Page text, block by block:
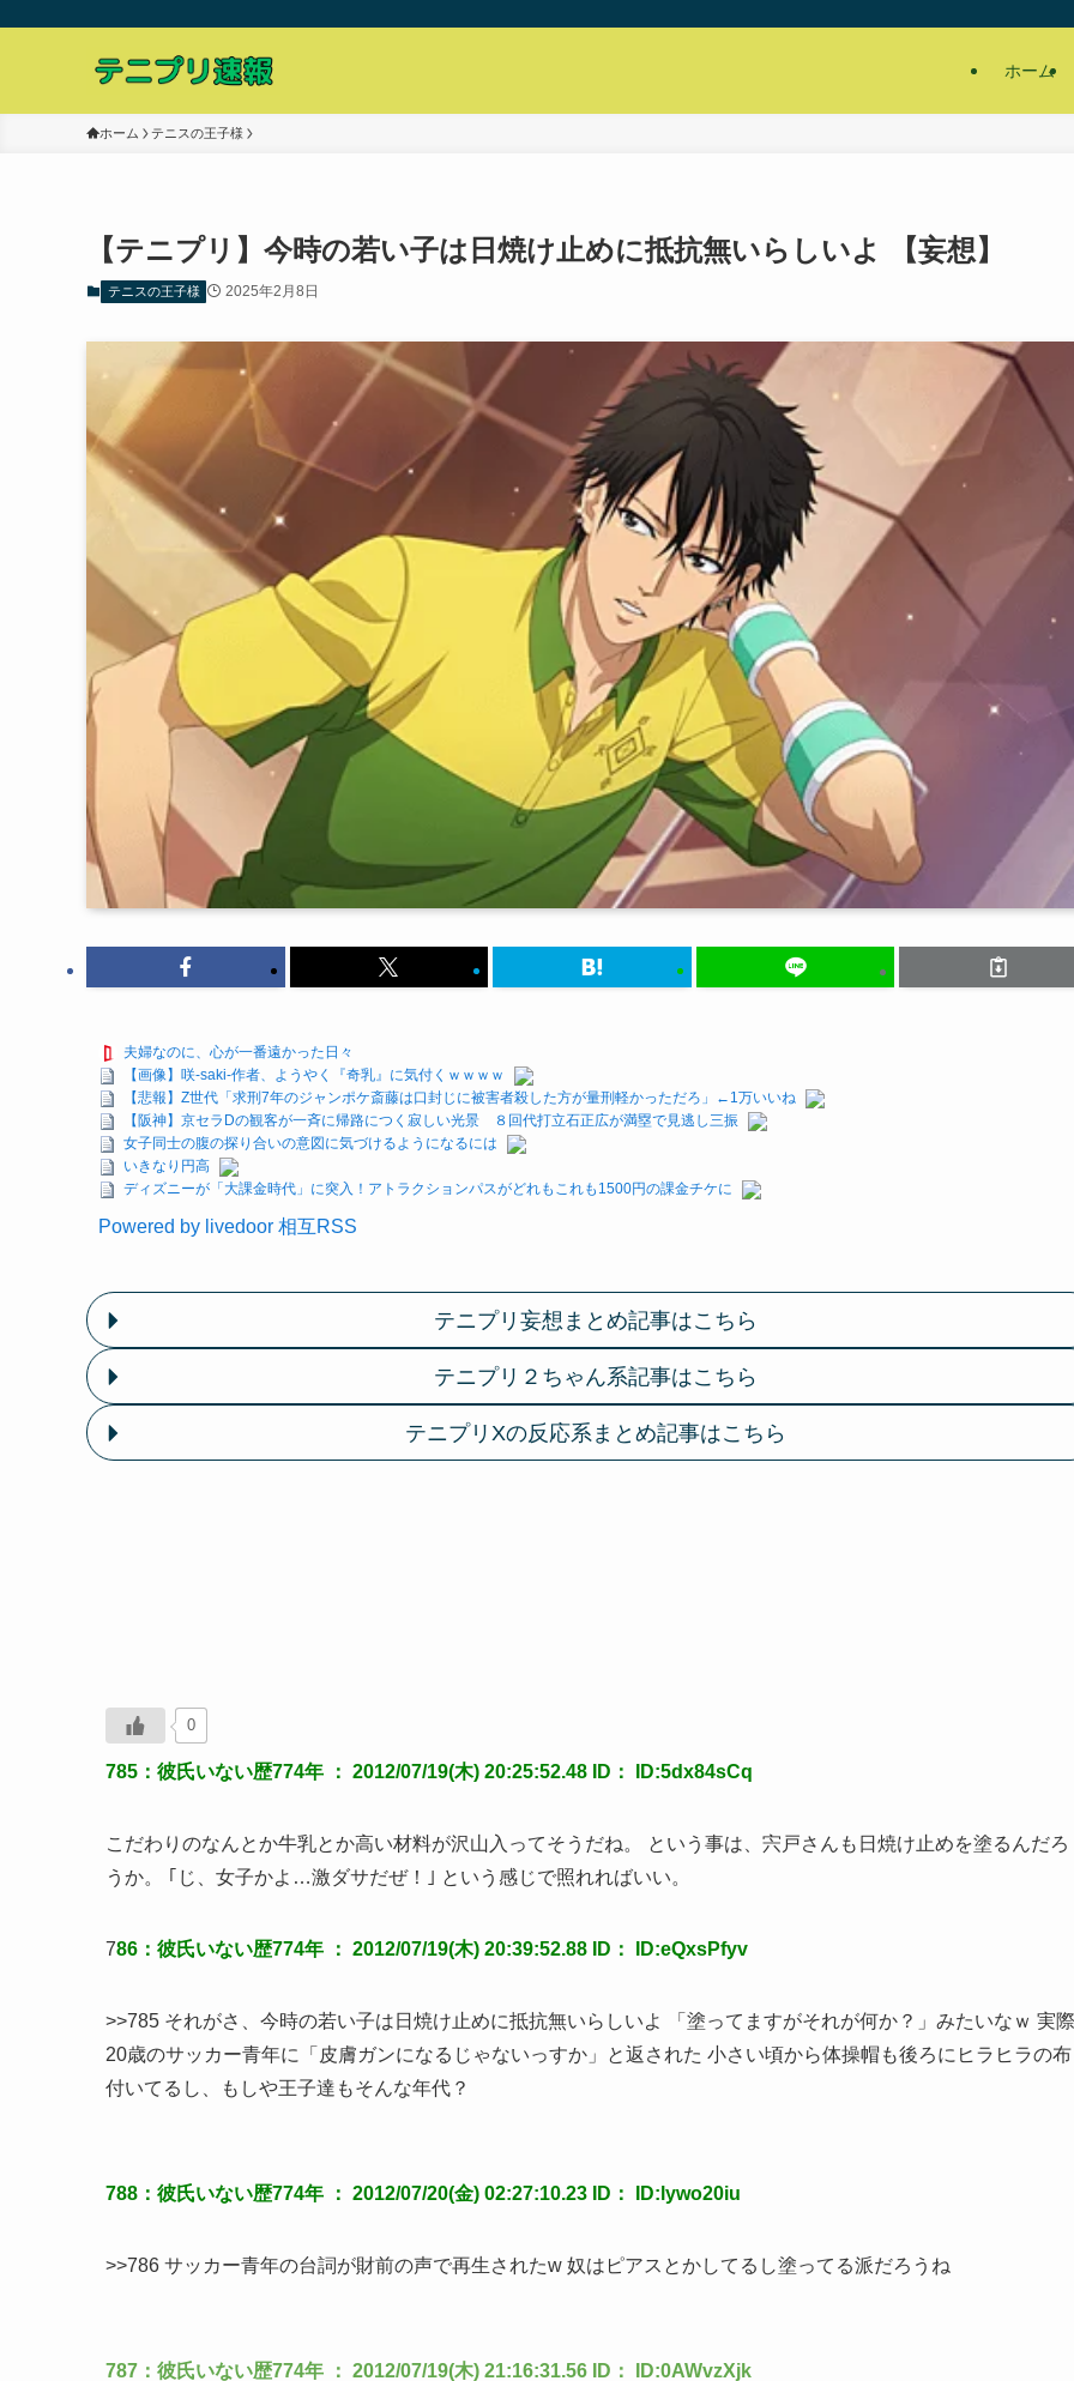
ホーム
ホーム テニスの王子様
【テニプリ】今時の若い子は日焼け止めに抵抗無いらしいよ 【妄想】
テニスの王子様 2025年2月8日
夫婦なのに、心が一番遠かった日々
【画像】咲-saki-作者、ようやく『奇乳』に気付くｗｗｗｗ
【悲報】Z世代「求刑7年のジャンポケ斎藤は口封じに被害者殺した方が量刑軽かっただろ」←1万いいね
【阪神】京セラDの観客が一斉に帰路につく寂しい光景 ８回代打立石正広が満塁で見逃し三振
女子同士の腹の探り合いの意図に気づけるようになるには
いきなり円高
ディズニーが「大課金時代」に突入！アトラクションパスがどれもこれも1500円の課金チケに
Powered by livedoor 相互RSS
テニプリ妄想まとめ記事はこちら
テニプリ２ちゃん系記事はこちら
テニプリXの反応系まとめ記事はこちら
0
785：彼氏いない歴774年 ： 2012/07/19(木) 20:25:52.48 ID： ID:5dx84sCq
こだわりのなんとか牛乳とか高い材料が沢山入ってそうだね。 という事は、宍戸さんも日焼け止めを塗るんだろ
うか。 ｢じ、女子かよ…激ダサだぜ！｣ という感じで照れればいい。
786：彼氏いない歴774年 ： 2012/07/19(木) 20:39:52.88 ID： ID:eQxsPfyv
>>785 それがさ、今時の若い子は日焼け止めに抵抗無いらしいよ 「塗ってますがそれが何か？」みたいなｗ 実際
20歳のサッカー青年に「皮膚ガンになるじゃないっすか」と返された 小さい頃から体操帽も後ろにヒラヒラの布
付いてるし、もしや王子達もそんな年代？
788：彼氏いない歴774年 ： 2012/07/20(金) 02:27:10.23 ID： ID:lywo20iu
>>786 サッカー青年の台詞が財前の声で再生されたw 奴はピアスとかしてるし塗ってる派だろうね
787：彼氏いない歴774年 ： 2012/07/19(木) 21:16:31.56 ID： ID:0AWvzXjk